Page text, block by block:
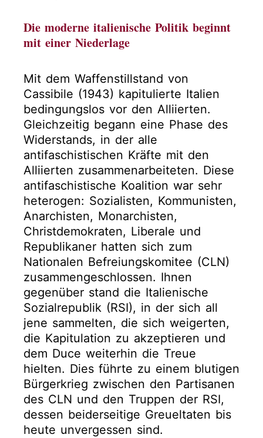
Die moderne italienische Politik beginnt
mit einer Niederlage
Mit dem Waffenstillstand von
Cassibile (1943) kapitulierte Italien
bedingungslos vor den Alliierten.
Gleichzeitig begann eine Phase des
Widerstands, in der alle
antifaschistischen Kräfte mit den
Alliierten zusammenarbeiteten. Diese
antifaschistische Koalition war sehr
heterogen: Sozialisten, Kommunisten,
Anarchisten, Monarchisten,
Christdemokraten, Liberale und
Republikaner hatten sich zum
Nationalen Befreiungskomitee (CLN)
zusammengeschlossen. Ihnen
gegenüber stand die Italienische
Sozialrepublik (RSI), in der sich all
jene sammelten, die sich weigerten,
die Kapitulation zu akzeptieren und
dem Duce weiterhin die Treue
hielten. Dies führte zu einem blutigen
Bürgerkrieg zwischen den Partisanen
des CLN und den Truppen der RSI,
dessen beiderseitige Greueltaten bis
heute unvergessen sind.